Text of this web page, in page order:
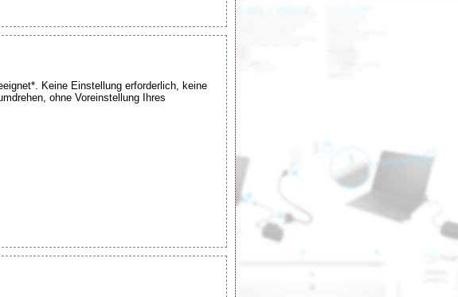
Keine Einstellung erforderlich, keine
ohne Voreinstellung Ihres